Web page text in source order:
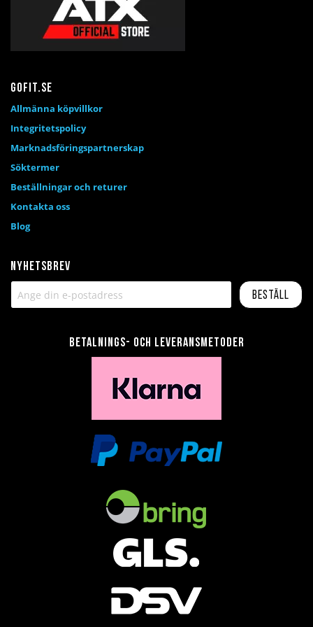
Nyhetsbrev
Beställ
Betalnings- och leveransmetoder
Gofit.se
Allmänna köpvillkor
Integritetspolicy
Marknadsföringspartnerskap
Söktermer
Beställningar och returer
Kontakta oss
Blog